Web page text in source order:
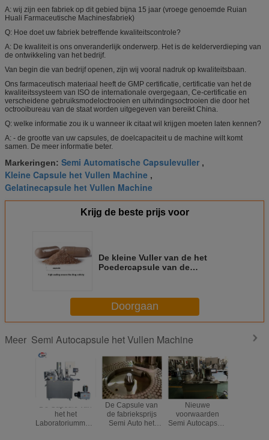
A: wij zijn een fabriek op dit gebied bijna 15 jaar (vroege genoemde Ruian
Huali Farmaceutische Machinesfabriek)
Q: Hoe doet uw fabriek betreffende kwaliteitscontrole?
A: De kwaliteit is ons onveranderlijk onderwerp. Het is de kelderverdieping van
de ontwikkeling van het bedrijf.
Van begin die van bedrijf openen, zijn wij vooral nadruk op kwaliteitsbaan.
Ons farmaceutisch materiaal heeft de GMP certificatie, certificatie van het de
kwaliteitssysteem van ISO de internationale overgegaan, Ce-certificatie en
verscheidene gebruiksmodeloctrooien en uitvindingsoctrooien die door het
octrooibureau van de staat worden uitgegeven van bereikt China.
Q: welke informatie zou ik u wanneer ik citaat wil krijgen moeten laten kennen?
A: - de grootte van uw capsules, de doelcapaciteit u de machine wilt komt
samen. De meer informatie beter.
Markeringen: Semi Automatische Capsulevuller ,
Kleine Capsule het Vullen Machine ,
Gelatinecapsule het Vullen Machine
Krijg de beste prijs voor
De kleine Vuller van de het
Poedercapsule van de
Doorgaan
Meer Semi Autocapsule het Vullen Machine
De Capsule van
het het
Laboratoriummateriaal
De Capsule van
de fabrieksprijs
Semi Auto het
Nieuwe
voorwaarden
Semi Autocapsule